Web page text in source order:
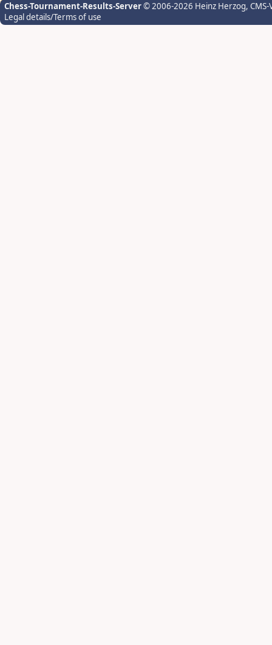
Chess-Tournament-Results-Server© 2006-2026 Heinz Herzog,
Legal details/Terms of use